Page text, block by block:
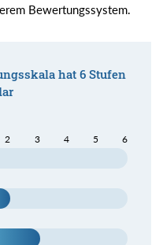
Bewertungssystem.
hat 6 Stufen
2 3 4 5 6